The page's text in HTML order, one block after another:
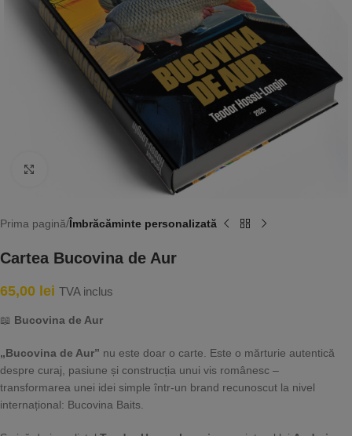
Faceți click pentru a mări
Prima pagină Îmbrăcăminte personalizată
Cartea Bucovina de Aur
65,00 lei TVA inclus
📖 Bucovina de Aur
„Bucovina de Aur” nu este doar o carte. Este o mărturie autentică
despre curaj, pasiune și construcția unui vis românesc –
transformarea unei idei simple într-un brand recunoscut la nivel
internațional: Bucovina Baits.